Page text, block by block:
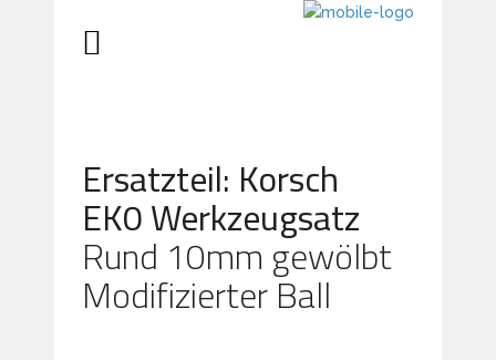
Ersatzteil: Korsch
EK0 Werkzeugsatz
Rund 10mm gewölbt
Modifizierter Ball